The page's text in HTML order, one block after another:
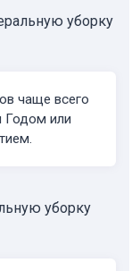
уборку
чаще всего
Годом или
уборку